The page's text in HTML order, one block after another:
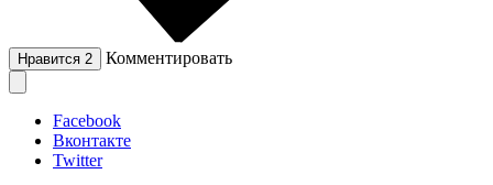
Нравится 2 Комментировать
Facebook
Вконтакте
Twitter